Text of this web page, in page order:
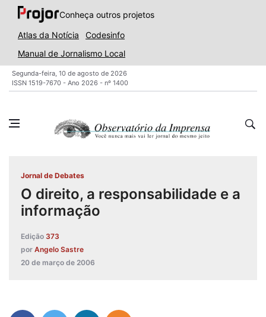
Conheça outros projetos
Atlas da Notícia
Codesinfo
Manual de Jornalismo Local
Segunda-feira, 10 de agosto de 2026
ISSN 1519-7670 - Ano 2026 - nº 1400
Jornal de Debates
O direito, a responsabilidade e a
informação
Edição 373
por Angelo Sastre
20 de março de 2006